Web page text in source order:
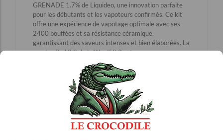
GRENADE 1.7% de Liquideo, une innovation parfaite
pour les débutants et les vapoteurs confirmés. Ce kit
offre une expérience de vapotage optimale avec ses
2400 bouffées et sa résistance céramique,
garantissant des saveurs intenses et bien élaborées. La
version Pod 2.0 de la Wpuff 2.0 est conçue pour vous
offrir une qualité supérieure à chaque inhalation. Parfait
pour les amateurs de tabac, ce kit est disponible chez
Kiosque Le Crocodile. Profitez dès maintenant de cette
e-cigarette de qualité et découvrez une nouvelle
dimension de vapotage avec le goût unique de myrtille
**Mots-clés:** e-cigarette, tabac, qualité